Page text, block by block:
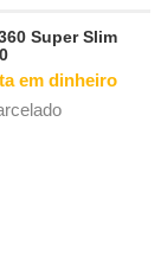
Super Slim
em dinheiro